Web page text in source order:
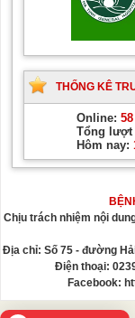
THỐNG KÊ
Online: 58
Tổng lượt
Hôm nay:
Chịu trách nhiệm nội
Địa chỉ: Số 75 - đường
Điện thoại:
Facebook: